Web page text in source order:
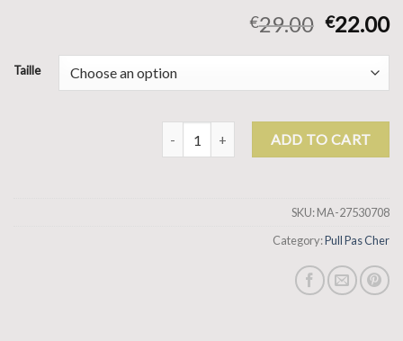
€29.00 €22.00
Taille
pull pas cher quantityADD TO CART
SKU:MA-27530708
Category:Pull Pas Cher